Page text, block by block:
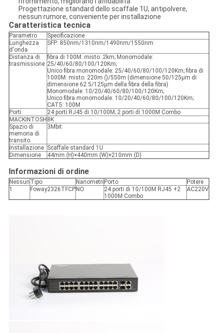
Progettazione standard dello scaffale 1U, antipolvere,
nessun rumore, conveniente per installazione
Caratteristica tecnica
Parametro
Specificazione
Lunghezza
d'onda
SFP: 850nm/1310nm/1490nm/1550nm
Distanza di
trasmissione
fibra di 100M: misto: 2km; Monomodale:
25/40/60/80/100/120Km;
Unico fibra monomodale: 25/40/60/80/100/120Km; fibra di
1000M: misto: 220m ()/550m (dimensione 50/125μm di
dimensione 62.5/125μm della fibra della fibra)
Monomodale: 10/20/40/60/80/100/120Km;
Unico fibra monomodale: 10/20/40/60/80/100/120Km;
CAT5: 100M
Porti
24 porti RJ45 di 10/100M; 2 porti di 1000M Combo
MACKINTOSH 8K
Spazio di
memoria di
transito
3Mbit
Installazione Scaffale standard 1U
Dimensione
44mm (H)×440mm (W)×210mm (D)
Informazioni di ordine
Nessun Tipo Nanometri Porto
Potere
1
Foway2326TFCP NO
24 porti di 10/100M RJ45 +2
1000M Combo
AC220V